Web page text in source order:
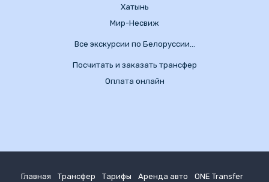
Хатынь
Мир-Несвиж
Все экскурсии по Белоруссии…
Посчитать и заказать трансфер
Оплата онлайн
Главная Трансфер Тарифы Аренда авто ONE Transfer